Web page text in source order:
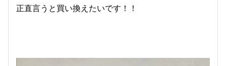
正直言うと買い換えたいです！！